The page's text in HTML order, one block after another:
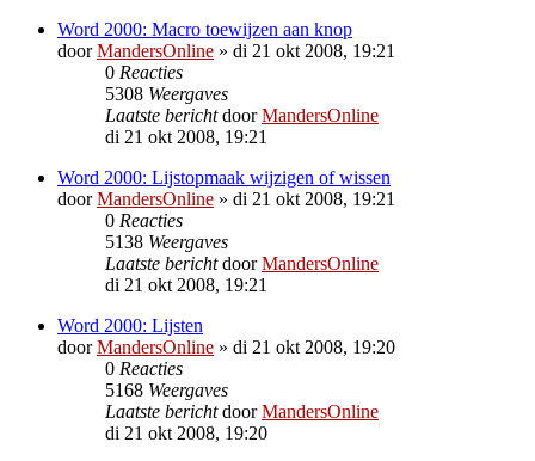
Word 2000: Macro toewijzen aan knop
doorMandersOnline » di 21 okt 2008, 19:21
0 Reacties
5308 Weergaves
Laatste berichtdoorMandersOnline
di 21 okt 2008, 19:21
Word 2000: Lijstopmaak wijzigen of wissen
doorMandersOnline » di 21 okt 2008, 19:21
0 Reacties
5138 Weergaves
Laatste berichtdoorMandersOnline
di 21 okt 2008, 19:21
Word 2000: Lijsten
doorMandersOnline » di 21 okt 2008, 19:20
0 Reacties
5168 Weergaves
Laatste berichtdoorMandersOnline
di 21 okt 2008, 19:20